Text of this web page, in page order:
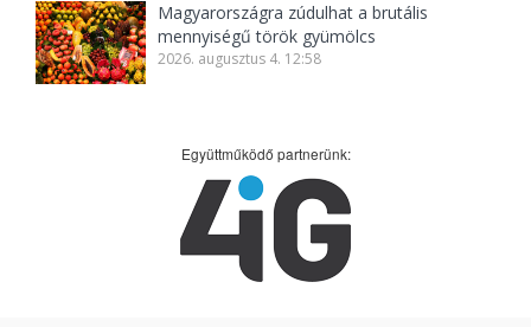
Magyarországra zúdulhat a brutális
mennyiségű török gyümölcs
2026. augusztus 4. 12:58
Együttműködő partnerünk: